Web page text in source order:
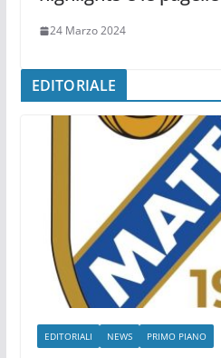
24 Marzo 2024
EDITORIALE
EDITORIALI NEWS PRIMO PIANO